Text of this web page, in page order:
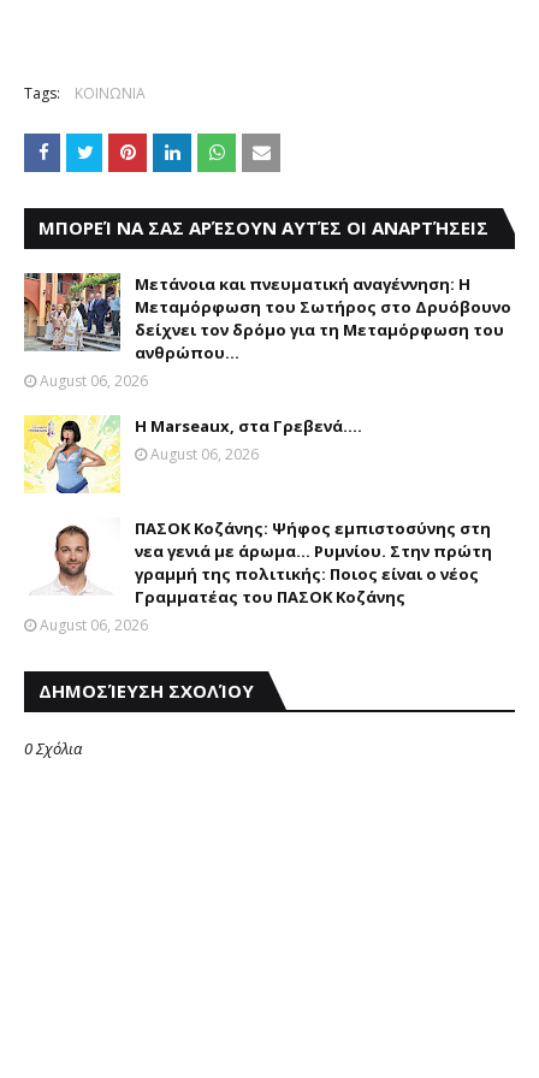
Tags: ΚΟΙΝΩΝΙΑ
ΜΠΟΡΕΊ ΝΑ ΣΑΣ ΑΡΈΣΟΥΝ ΑΥΤΈΣ ΟΙ ΑΝΑΡΤΉΣΕΙΣ
Μετάνοια και πνευματική αναγέννηση: Η
Μεταμόρφωση του Σωτήρος στο Δρυόβουνο
δείχνει τον δρόμο για τη Μεταμόρφωση του
ανθρώπου...
August 06, 2026
Η Marseaux, στα Γρεβενά….
August 06, 2026
ΠΑΣΟΚ Κοζάνης: Ψήφος εμπιστοσύνης στη
νεα γενιά με άρωμα... Ρυμνίου. Στην πρώτη
γραμμή της πολιτικής: Ποιος είναι ο νέος
Γραμματέας του ΠΑΣΟΚ Κοζάνης
August 06, 2026
ΔΗΜΟΣΊΕΥΣΗ ΣΧΟΛΊΟΥ
0 Σχόλια